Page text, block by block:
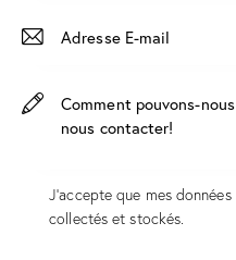
J'accepte que mes
collectés et stockés.